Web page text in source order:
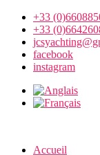
+33
+33
facebook
instagram
Accueil